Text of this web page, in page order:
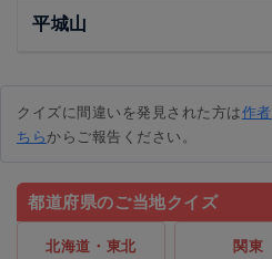
平城山
クイズに間違いを発見された方は作者
ちらからご報告ください。
都道府県のご当地クイズ
北海道・東北 関東